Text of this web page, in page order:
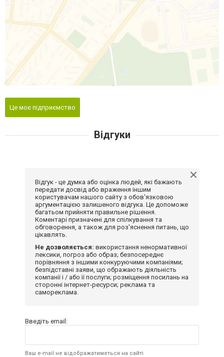
Це моє підприємство
Відгуки
Відгук - це думка або оцінка людей, які бажають
передати досвід або враження іншим
користувачам нашого сайту з обов'язковою
аргументацією залишеного відгука. Це допоможе
багатьом прийняти правильне рішення.
Коментарі призначені для спілкування та
обговорення, а також для роз'яснення питань, що
цікавлять.
Не дозволяється: використання ненормативної
лексики, погроз або образ; безпосереднє
порівняння з іншими конкуруючими компаніями;
безпідставні заяви, що ображають діяльність
компанії і / або її послуги; розміщення посилань на
сторонні інтернет-ресурси; реклама та
самореклама.
Введіть email:
Ваш e-mail не відображатиметься на сайті